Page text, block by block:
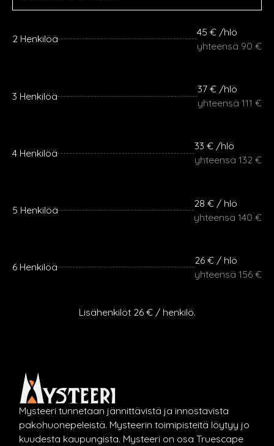
2 Henkilöä
45 € /hlö
yhteensä 90 €
3 Henkilöä
37 € /hlö
yhteensä 111 €
4 Henkilöä
33 € /hlö
yhteensä 132 €
5 Henkilöä
28 € / hlö
yhteensä 140 €
6 Henkilöä
26 € / hlö
yhteensä 156 €
Lisähenkilöt 26 € / henkilö.
Mysteeri tunnetaan jännittävistä ja innostavista
pakohuonepeleistä. Mysteerin toimipisteitä löytyy jo
kuudesta kaupungista. Mysteeri on osa Truescape